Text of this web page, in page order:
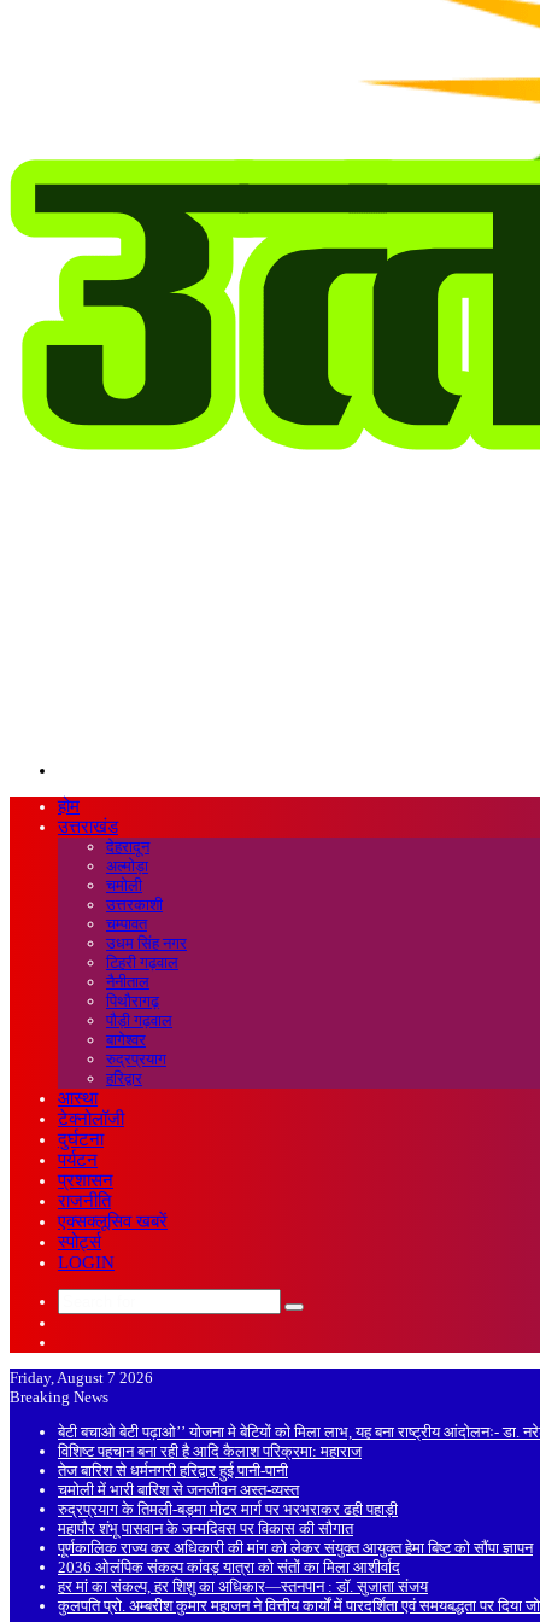
होम
उत्तराखंड
देहरादून
अल्मोड़ा
चमोली
उत्तरकाशी
चम्पावत
उधम सिंह नगर
टिहरी गढ़वाल
नैनीताल
पिथौरागढ़
पौड़ी गढ़वाल
बागेश्वर
रुद्रप्रयाग
हरिद्वार
आस्था
टेक्नोलॉजी
दुर्घटना
पर्यटन
प्रशासन
राजनीति
एक्सक्लूसिव खबरें
स्पोर्ट्स
LOGIN
Search
Friday, August 7 2026
Breaking News
बेटी बचाओ बेटी पढ़ाओ’’ योजना मे बेटियों को मिला लाभ, यह बना राष्ट्रीय आंदोलनः- डा.
विशिष्ट पहचान बना रही है आदि कैलाश परिक्रमा: महाराज
तेज बारिश से धर्मनगरी हरिद्वार हुई पानी-पानी
चमोली में भारी बारिश से जनजीवन अस्त-व्यस्त
रुद्रप्रयाग के तिमली-बड़मा मोटर मार्ग पर भरभराकर ढही पहाड़ी
महापौर शंभू पासवान के जन्मदिवस पर विकास की सौगात
पूर्णकालिक राज्य कर अधिकारी की मांग को लेकर संयुक्त आयुक्त हेमा बिष्ट को सौंपा ज्ञापन
2036 ओलंपिक संकल्प कांवड़ यात्रा को संतों का मिला आशीर्वाद
हर मां का संकल्प, हर शिशु का अधिकार—स्तनपान : डॉ. सुजाता संजय
कुलपति प्रो. अम्बरीश कुमार महाजन ने वित्तीय कार्यों में पारदर्शिता एवं समयबद्धता पर दिया